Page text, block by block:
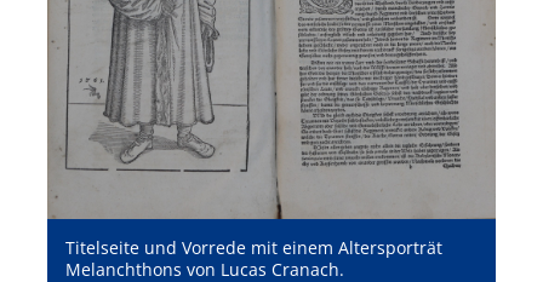
Titelseite und Vorrede mit einem Altersporträt
Melanchthons von Lucas Cranach.